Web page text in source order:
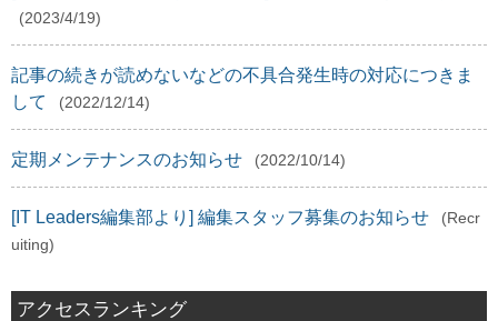
(2023/4/19)
記事の続きが読めないなどの不具合発生時の対応につきま
して
(2022/12/14)
定期メンテナンスのお知らせ (2022/10/14)
[IT Leaders編集部より] 編集スタッフ募集のお知らせ
(Recr
uiting)
アクセスランキング